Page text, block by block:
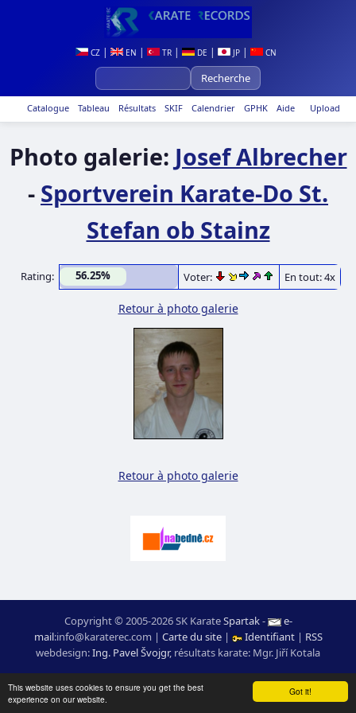
Got it!
This website uses cookies to ensure you get the best
experience on our website.
CZ| EN | TR| DE | JP| CN
Upload
Catalogue Tableau Résultats SKIF Calendrier GPHK Aide
Photo galerie: Josef Albrecher
- Sportverein Karate-Do St.
Stefan ob Stainz
Rating: 56.25% Voter: En tout: 4x
Retour à photo galerie
Retour à photo galerie
Copyright © 2005-2026 SK KarateSpartak-
e-
mail:moc.ceretarak@ofni | Carte du site| Identifiant | RSS
webdesign:Ing. Pavel Švojgr, résultats karate: Mgr. Jiří Kotala